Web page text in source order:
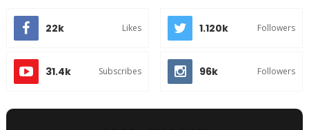
22k Likes 1.120k Followers
31.4k Subscribes 96k Followers